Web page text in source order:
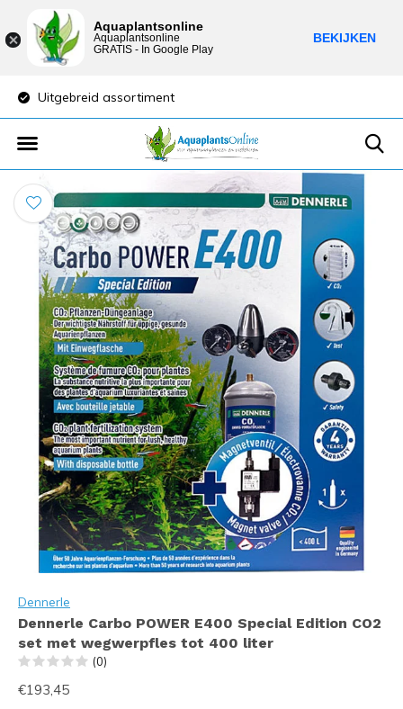
Uitgebreid assortiment
Dennerle
Dennerle Carbo POWER E400 Special Edition CO2
set met wegwerpfles tot 400 liter
(0)
€193,45
Aquaplantsonline
Aquaplantsonline
GRATIS - In Google Play
BEKIJKEN